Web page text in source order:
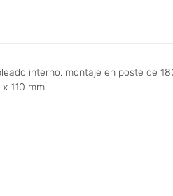
interno, montaje en poste de
110 mm